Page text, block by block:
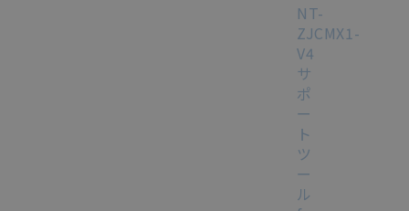
NT-
ZJCMX1-
V4
サ
ポ
ー
ト
ツ
ー
ル